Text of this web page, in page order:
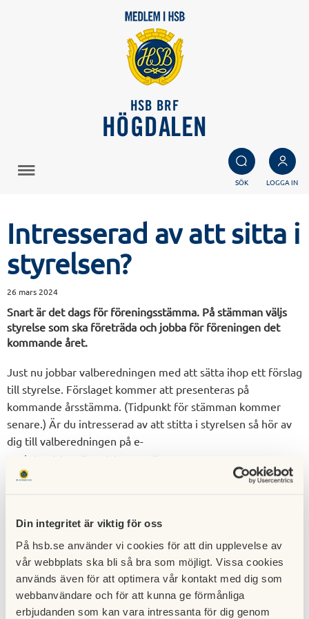
Din integritet är viktig för oss
På hsb.se använder vi cookies för att din upplevelse av
vår webbplats ska bli så bra som möjligt. Vissa cookies
används även för att optimera vår kontakt med dig som
webbanvändare och för att kunna ge förmånliga
erbjudanden som kan vara intressanta för dig genom
HSB BRF
HÖGDALEN
SÖK LOGGA IN
Intresserad av att sitta i
styrelsen?
26 mars 2024
Snart är det dags för föreningsstämma. På stämman väljs
styrelse som ska företräda och jobba för föreningen det
kommande året.
Just nu jobbar valberedningen med att sätta ihop ett förslag
till styrelse. Förslaget kommer att presenteras på
kommande årsstämma. (Tidpunkt för stämman kommer
senare.) Är du intresserad av att stitta i styrelsen så hör av
dig till valberedningen på e-
post:
Du kan också läsa mer om valberedningens jobb
Till nyhetslistan
Sidansvarig: Ann Panzar